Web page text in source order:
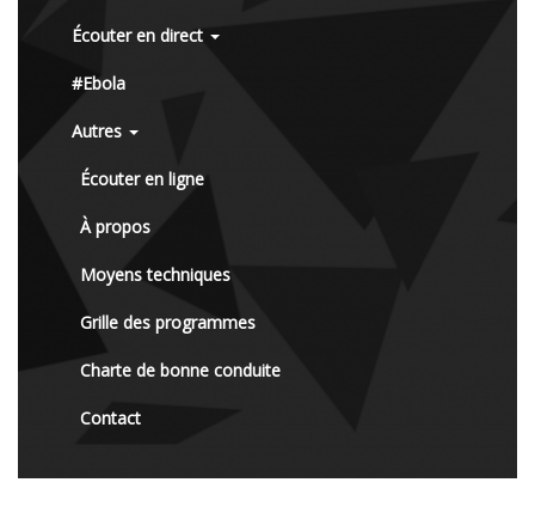
Écouter en direct
#Ebola
Autres
Écouter en ligne
À propos
Moyens techniques
Grille des programmes
Charte de bonne conduite
Contact